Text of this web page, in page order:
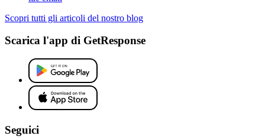
Scopri tutti gli articoli del nostro blog
Scarica l'app di GetResponse
Seguici